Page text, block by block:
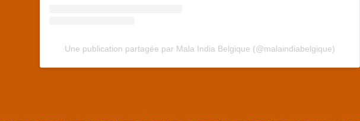
Une publication partagée par Mala India Belgique (@malaindiabelgique)